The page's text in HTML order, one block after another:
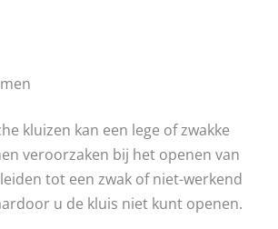
kluizen kan een lege of zwakke
veroorzaken bij het openen van
tot een zwak of niet-werkend
u de kluis niet kunt openen.